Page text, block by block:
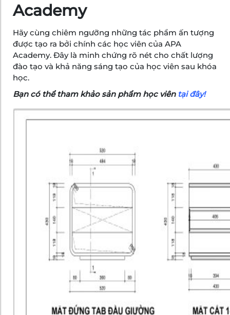
Academy
Hãy cùng chiêm ngưỡng những tác phẩm ấn tượng
được tạo ra bởi chính các học viên của APA
Academy. Đây là minh chứng rõ nét cho chất lượng
đào tạo và khả năng sáng tạo của học viên sau khóa
học.
Bạn có thể tham khảo sản phẩm học viên tại đây!